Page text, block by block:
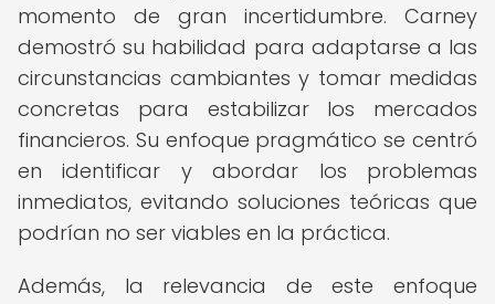
momento de gran incertidumbre. Carney
demostró su habilidad para adaptarse a las
circunstancias cambiantes y tomar medidas
concretas para estabilizar los mercados
financieros. Su enfoque pragmático se centró
en identificar y abordar los problemas
inmediatos, evitando soluciones teóricas que
podrían no ser viables en la práctica.
Además, la relevancia de este enfoque